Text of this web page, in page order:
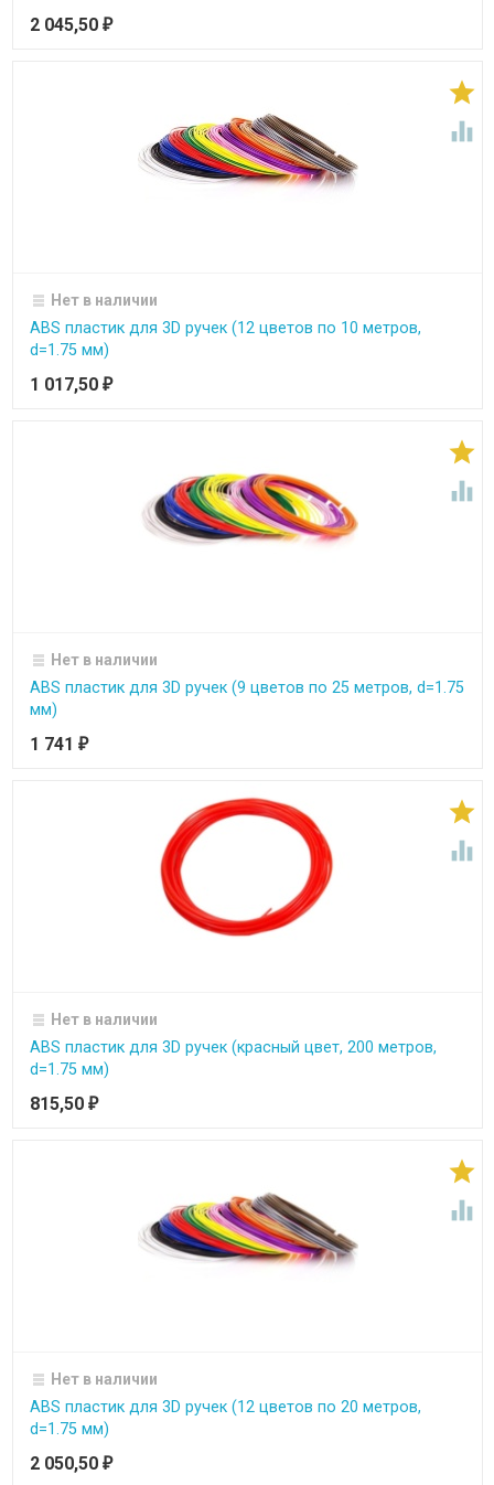
2 045,50 ₽


Нет в наличии
ABS пластик для 3D ручек (12 цветов по 10 метров,
d=1.75 мм)
1 017,50 ₽


Нет в наличии
ABS пластик для 3D ручек (9 цветов по 25 метров, d=1.75
мм)
1 741 ₽


Нет в наличии
ABS пластик для 3D ручек (красный цвет, 200 метров,
d=1.75 мм)
815,50 ₽


Нет в наличии
ABS пластик для 3D ручек (12 цветов по 20 метров,
d=1.75 мм)
2 050,50 ₽